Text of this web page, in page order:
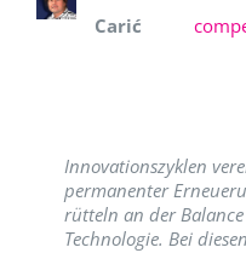
Carić
Innovationszyklen
permanenter
rütteln an der
Technologie. Bei